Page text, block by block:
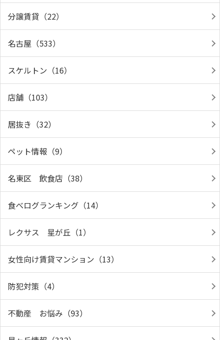
分譲賃貸（22）
名古屋（533）
スケルトン（16）
店舗（103）
居抜き（32）
ペット情報（9）
名東区 飲食店（38）
食べログランキング（14）
レクサス 星が丘（1）
女性向け賃貸マンション（13）
防犯対策（4）
不動産 お悩み（93）